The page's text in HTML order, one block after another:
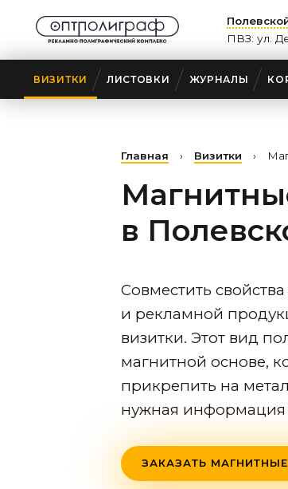
ПВЗ: ул.
ВИЗИТКИ ЛИСТОВКИ ЖУРНАЛЫ
Главная › Визитки ›
в
Совместить
и рекламной
визитки. Этот вид
магнитной основе,
прикрепить на
нужная информация
ЗАКАЗАТЬ